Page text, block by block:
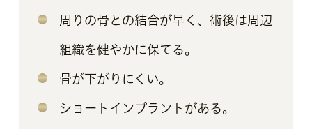
周りの骨との結合が早く、術後は周辺
組織を健やかに保てる。
骨が下がりにくい。
ショートインプラントがある。